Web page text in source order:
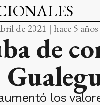
de 2021 | hace 5 años
de
los